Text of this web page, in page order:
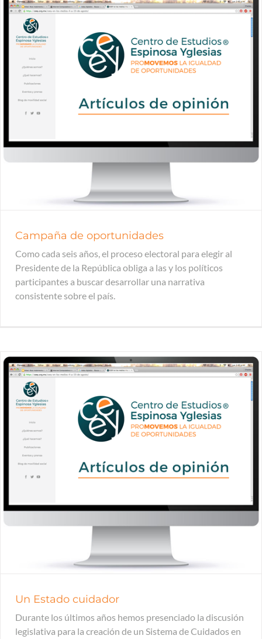
Campaña de oportunidades
Como cada seis años, el proceso electoral para elegir al
Presidente de la República obliga a las y los políticos
participantes a buscar desarrollar una narrativa
consistente sobre el país.
Un Estado cuidador
Durante los últimos años hemos presenciado la discusión
legislativa para la creación de un Sistema de Cuidados en